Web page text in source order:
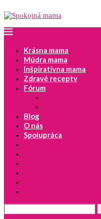
Krásna mama
Múdra mama
Inšpiratívna mama
Zdravé recepty
Fórum
Blog
O nás
Spolupráca